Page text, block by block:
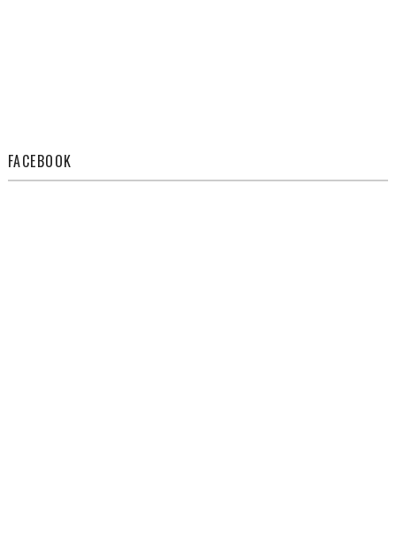
FACEBOOK